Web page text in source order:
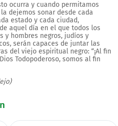
ocurra y cuando permitamos
dejemos sonar desde cada
estado y cada ciudad,
aquel día en el que todos los
y hombres negros, judíos y
serán capaces de juntar las
del viejo espiritual negro: “¡Al fin
Todopoderoso, somos al fin